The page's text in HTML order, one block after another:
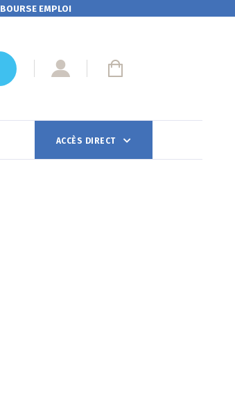
BOURSE EMPLOI
ACCÈS DIRECT